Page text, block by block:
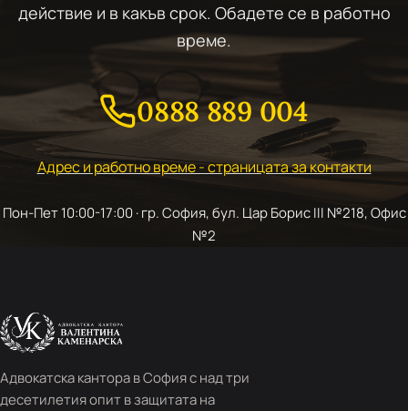
действие и в какъв срок. Обадете се в работно
време.
0888 889 004
Адрес и работно време - страницата за контакти
Пон-Пет 10:00-17:00 · гр. София, бул. Цар Борис III №218, Офис
№2
Адвокатска кантора в София с над три
десетилетия опит в защитата на